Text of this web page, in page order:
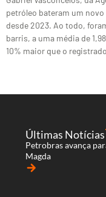
petróleo bateram um
desde 2023. Ao todo,
barris, a uma média de
10% maior que o
Últimas Notícias
Petrobras avança
Magda
arrow_forward